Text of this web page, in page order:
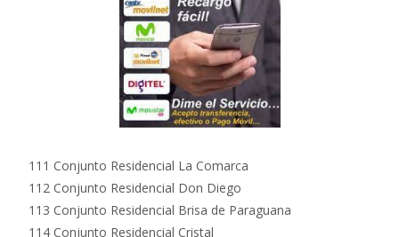
111 Conjunto Residencial La Comarca
112 Conjunto Residencial Don Diego
113 Conjunto Residencial Brisa de Paraguana
114 Conjunto Residencial Cristal